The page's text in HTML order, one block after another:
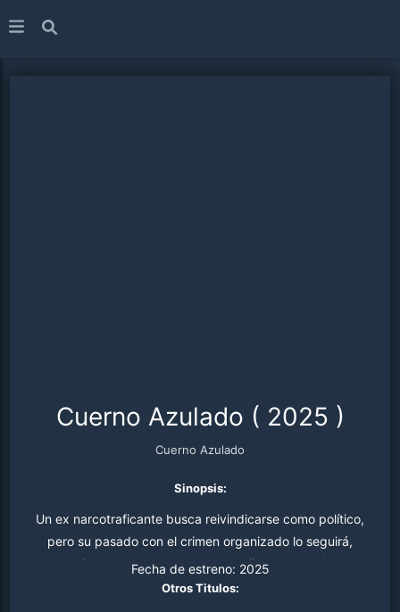
Cuerno Azulado ( 2025 )
Cuerno Azulado
Sinopsis:
Un ex narcotraficante busca reivindicarse como político,
pero su pasado con el crimen organizado lo seguirá,
ocasionando el secuestro de su hija durante plena
campaña política. El político utilizara sus habilidades del
Fecha de estreno: 2025
Otros Titulos: